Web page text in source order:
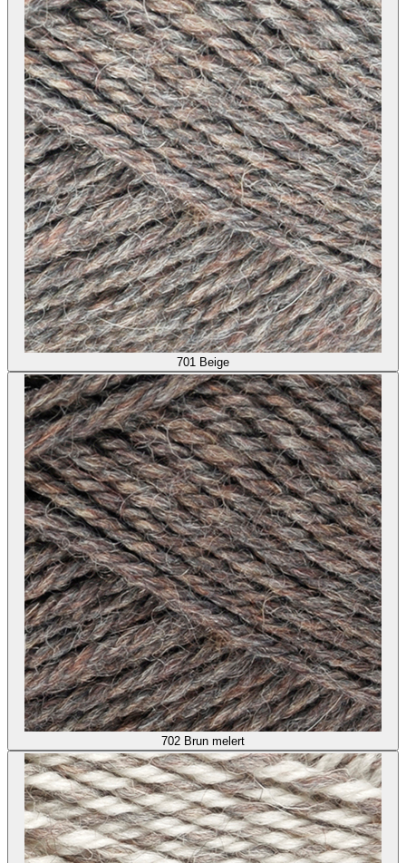
701 Beige
702 Brun melert